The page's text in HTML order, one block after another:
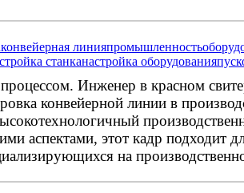
конвейерная линияпромышленность
станканастройка оборудования
Инженер в красном
конвейерной линии в
аспектами, этот кадр подходит
на